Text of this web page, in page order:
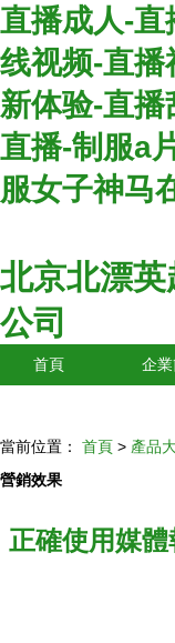
直播成人-
线视频-直
新体验-直
直播-制服a
服女子神马
北京北漂
公司
首頁 企
當前位置： 首頁 > 產品
營銷效果
正確使用媒